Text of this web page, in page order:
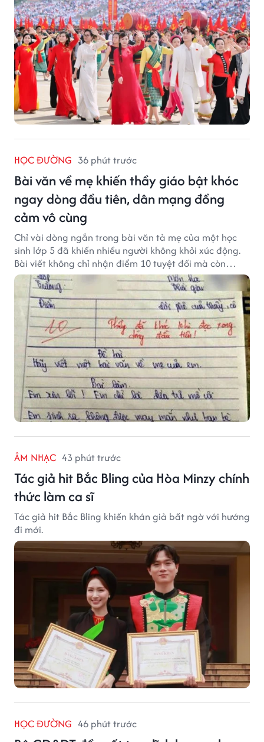
HỌC ĐƯỜNG 36 phút trước
Bài văn về mẹ khiến thầy giáo bật khóc
ngay dòng đầu tiên, dân mạng đồng
cảm vô cùng
Chỉ vài dòng ngắn trong bài văn tả mẹ của một học
sinh lớp 5 đã khiến nhiều người không khỏi xúc động.
Bài viết không chỉ nhận điểm 10 tuyệt đối mà còn
khiến thầy giáo nghẹn ngào viết lời phê: "Thầy đã
khóc khi đọc xong dòng đầu tiên."
ÂM NHẠC 43 phút trước
Tác giả hit Bắc Bling của Hòa Minzy chính
thức làm ca sĩ
Tác giả hit Bắc Bling khiến khán giả bất ngờ với hướng
đi mới.
HỌC ĐƯỜNG 46 phút trước